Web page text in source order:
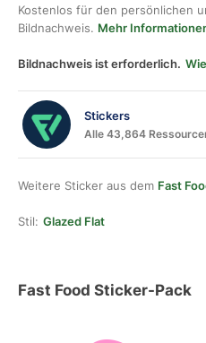
Kostenlos für den persönlichen
Bildnachweis. Mehr
Bildnachweis ist erforderlich.
Stickers
Alle 43,864
Weitere Sticker aus dem Fast
Stil: Glazed Flat
Fast Food Sticker-Pack